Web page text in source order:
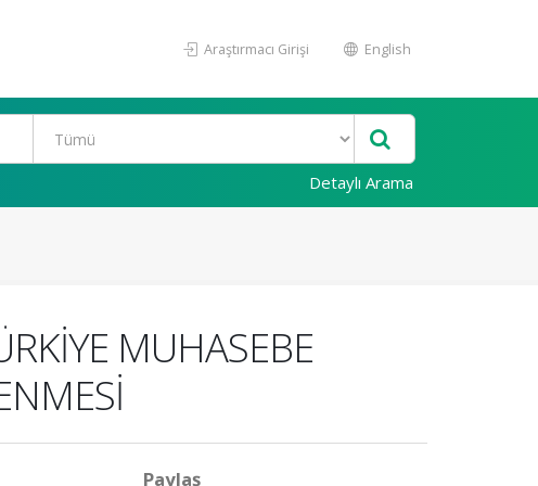
Araştırmacı Girişi English
Detaylı Arama
MUHASEBE
Paylaş